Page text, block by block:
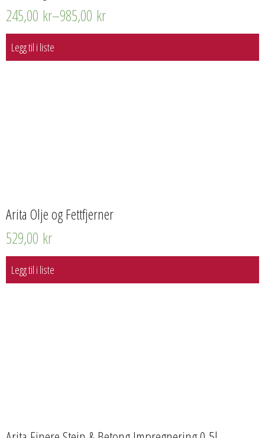
245,00 kr–985,00 kr
Legg til i liste
Arita Olje og Fettfjerner
529,00 kr
Legg til i liste